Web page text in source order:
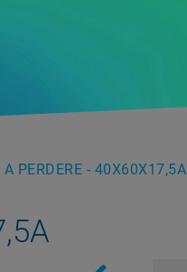
A PERDERE - 40X60X17,5A